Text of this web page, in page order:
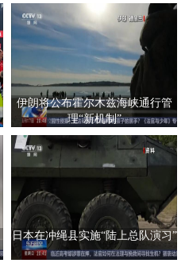
伊朗将公布霍尔木兹海峡通行管
理“新机制”
日本在冲绳县实施“陆上总队演习”